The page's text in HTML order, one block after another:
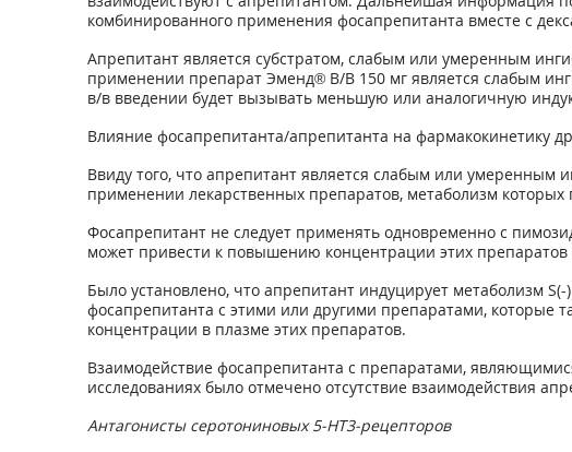
комбинированного применения фосапрепитанта вместе с
Апрепитант является субстратом, слабым или умеренным
применении препарат Эменд®В/В 150 мг является слабым
в/в введении будет вызывать меньшую или аналогичную
Влияние фосапрепитанта/апрепитанта на фармакокинетику
Ввиду того, что апрепитант является слабым или умеренным
применении лекарственных препаратов, метаболизм
Фосапрепитант не следует применять одновременно с
может привести к повышению концентрации этих
Было установлено, что апрепитант индуцирует метаболизм
фосапрепитанта с этими или другими препаратами, которые
концентрации в плазме этих препаратов.
Взаимодействие фосапрепитанта с препаратами,
исследованиях было отмечено отсутствие взаимодействия
Антагонисты серотониновых 5-НТ3-рецепторов